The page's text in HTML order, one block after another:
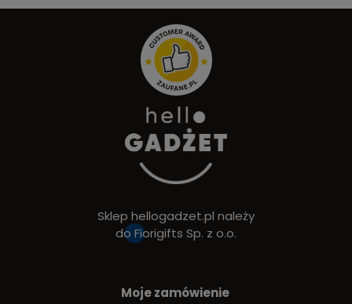
Sklep hellogadzet.pl należy
do Fiorigifts Sp. z o.o.
Moje zamówienie